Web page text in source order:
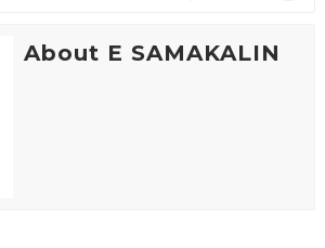
About E SAMAKALIN